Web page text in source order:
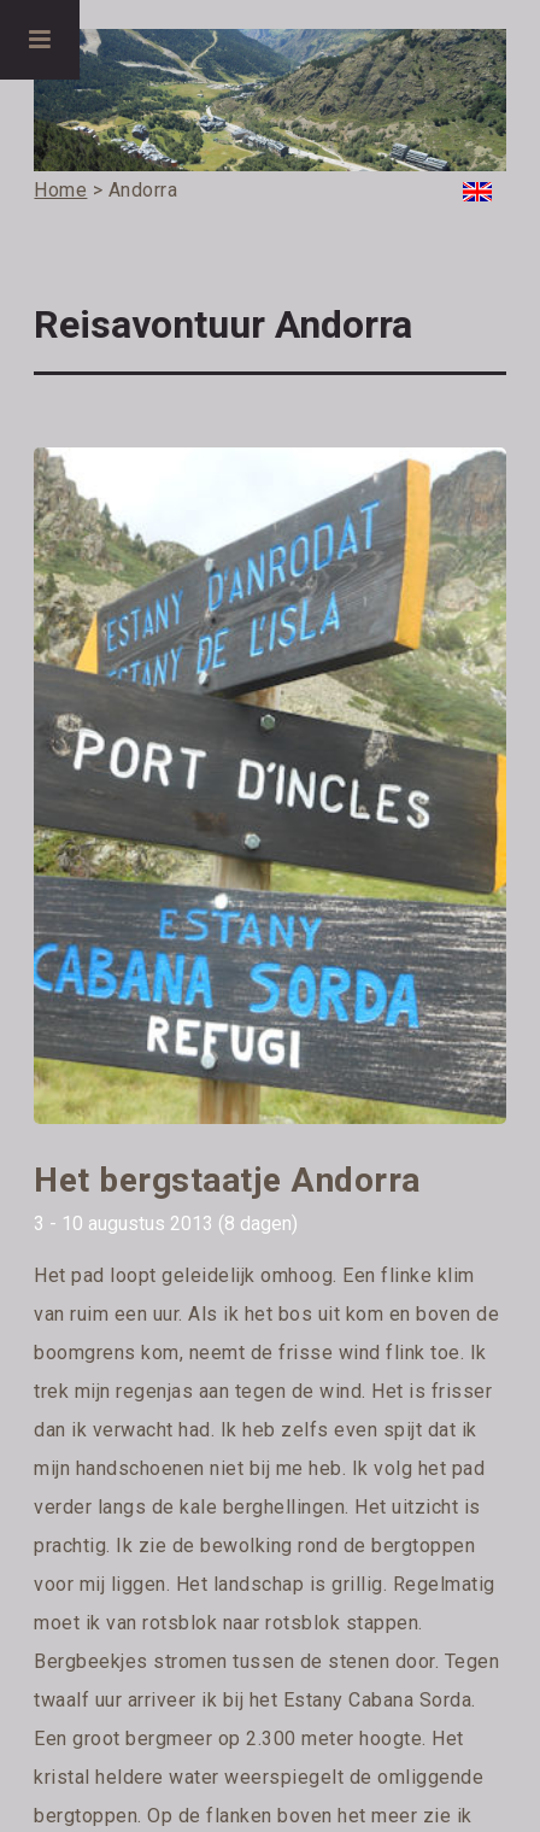
Home > Andorra
Reisavontuur Andorra
Het bergstaatje Andorra
3 - 10 augustus 2013 (8 dagen)
Het pad loopt geleidelijk omhoog. Een flinke klim
van ruim een uur. Als ik het bos uit kom en boven de
boomgrens kom, neemt de frisse wind flink toe. Ik
trek mijn regenjas aan tegen de wind. Het is frisser
dan ik verwacht had. Ik heb zelfs even spijt dat ik
mijn handschoenen niet bij me heb. Ik volg het pad
verder langs de kale berghellingen. Het uitzicht is
prachtig. Ik zie de bewolking rond de bergtoppen
voor mij liggen. Het landschap is grillig. Regelmatig
moet ik van rotsblok naar rotsblok stappen.
Bergbeekjes stromen tussen de stenen door. Tegen
twaalf uur arriveer ik bij het Estany Cabana Sorda.
Een groot bergmeer op 2.300 meter hoogte. Het
kristal heldere water weerspiegelt de omliggende
bergtoppen. Op de flanken boven het meer zie ik